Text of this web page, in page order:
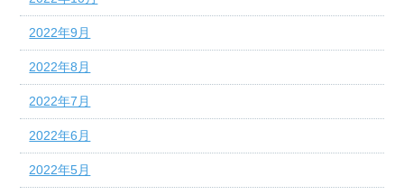
2022年9月
2022年8月
2022年7月
2022年6月
2022年5月